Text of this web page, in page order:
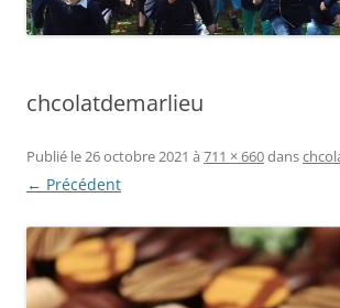
chcolatdemarlieu
Publié le26 octobre 2021 à 711 × 660dans
← Précédent